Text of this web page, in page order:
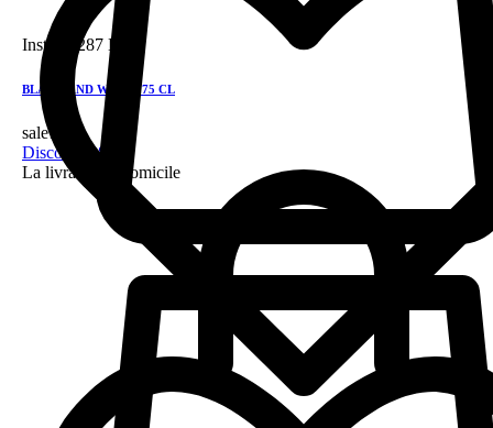
Instock 287 DH
BLACK AND WHITE 75 CL
sale!
Discount 28%
La livraison a domicile